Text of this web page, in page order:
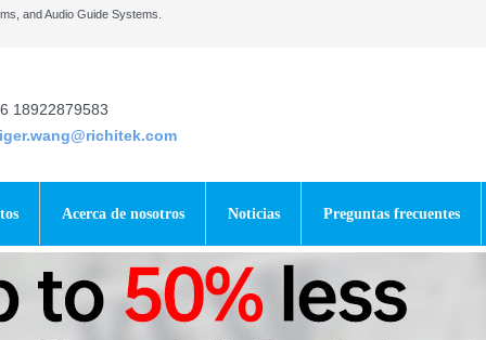
Acerca de nosotros Noticias Preguntas frecuentes
18922879583
and Audio Guide Systems.